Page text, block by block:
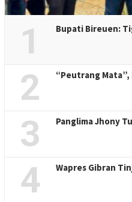
1 Bupati Bireuen:
2 “Peutrang
3 Panglima Jhony
4 Wapres Gibran